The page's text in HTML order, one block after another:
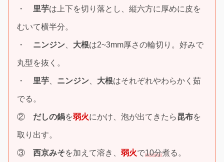
・ 里芋は上下を切り落とし、縦六方に厚めに皮を
むいて横半分。
・ ニンジン 大根は2~3mm厚さの輪切り。好みで
丸型を抜く。
・ 里芋 ニンジン 大根はそれぞれやわらかく茹
でる。
② だしの鍋を弱火にかけ、泡が出てきたら昆布を
取り出す。
③ 西京みそを加えて溶き、 弱火で10分煮る。